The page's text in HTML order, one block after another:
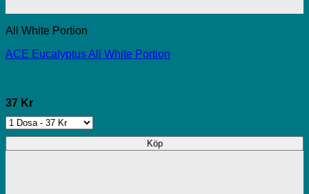
All White Portion
ACE Eucalyptus All White Portion
37 Kr
Köp